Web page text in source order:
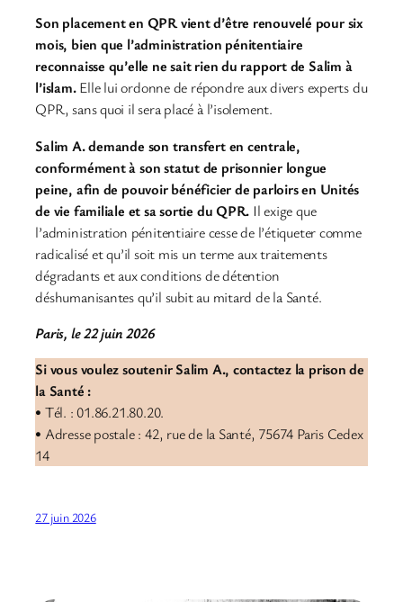
Son placement en QPR vient d’être renouvelé pour six
mois, bien que l’administration pénitentiaire
reconnaisse qu’elle ne sait rien du rapport de Salim à
l’islam.Elle lui ordonne de répondre aux divers experts du
QPR, sans quoi il sera placé à l’isolement.
Salim A. demande son transfert en centrale,
conformément à son statut de prisonnier longue
peine, afin de pouvoir bénéficier de parloirs en Unités
de vie familiale et sa sortie du QPR. Il exige que
l’administration pénitentiaire cesse de l’étiqueter comme
radicalisé et qu’il soit mis un terme aux traitements
dégradants et aux conditions de détention
déshumanisantes qu’il subit au mitard de la Santé.
Paris, le 22 juin 2026
Si vous voulez soutenir Salim A., contactez la prison de
la Santé :
• Tél. : 01.86.21.80.20.
• Adresse postale : 42, rue de la Santé, 75674 Paris Cedex
14
27 juin 2026